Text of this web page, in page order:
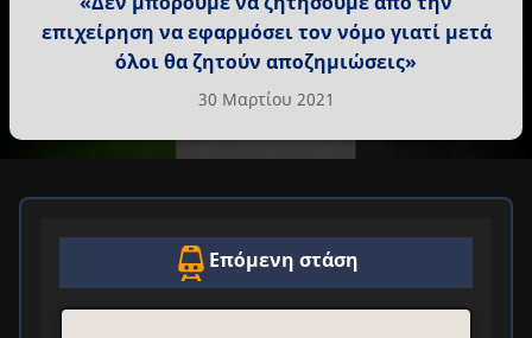
επιχείρηση να εφαρμόσει τον νόμο γιατί μετά
όλοι θα ζητούν αποζημιώσεις»
30 Μαρτίου 2021
Επόμενη στάση